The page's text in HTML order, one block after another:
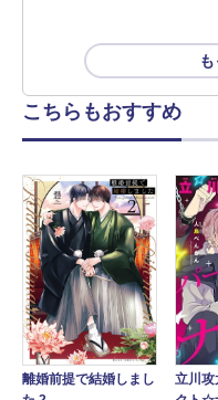
こちらもおすすめ
離婚前提で結婚しまし
立川攻